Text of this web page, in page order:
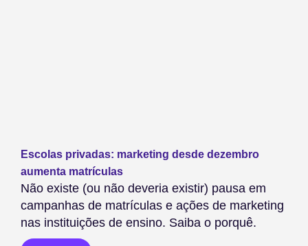
Escolas privadas: marketing desde dezembro
aumenta matrículas
Não existe (ou não deveria existir) pausa em
campanhas de matrículas e ações de marketing
nas instituições de ensino. Saiba o porquê.